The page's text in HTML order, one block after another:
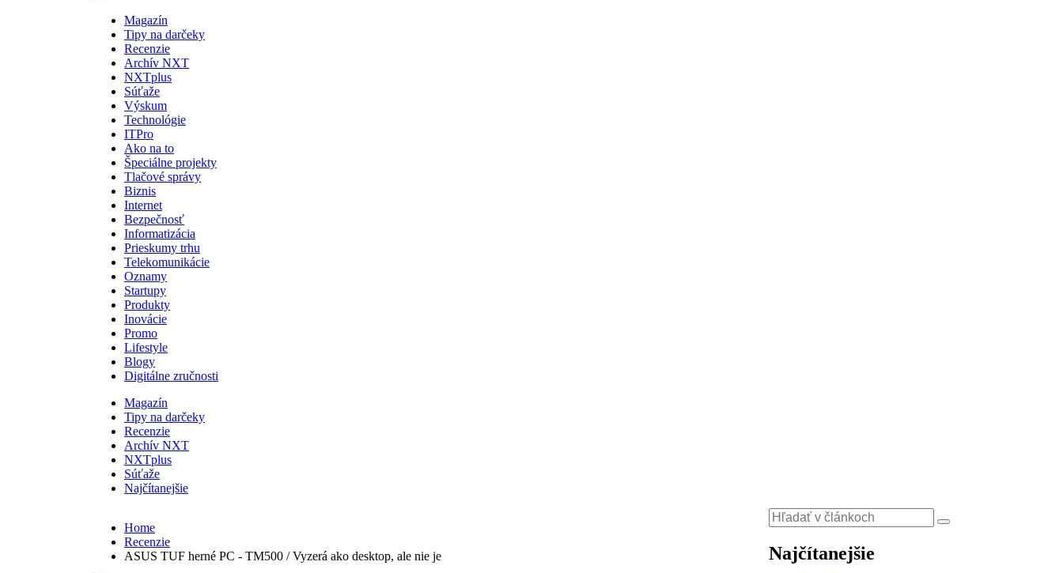
Magazín
Tipy na darčeky
Recenzie
Archív NXT
NXTplus
Súťaže
Výskum
Technológie
ITPro
Ako na to
Špeciálne projekty
Tlačové správy
Biznis
Internet
Bezpečnosť
Informatizácia
Prieskumy trhu
Telekomunikácie
Oznamy
Startupy
Produkty
Inovácie
Promo
Lifestyle
Blogy
Digitálne zručnosti
Magazín
Tipy na darčeky
Recenzie
Archív NXT
NXTplus
Súťaže
Najčítanejšie
Home
Recenzie
ASUS TUF herné PC - TM500 / Vyzerá ako desktop, ale nie je
Najčítanejšie